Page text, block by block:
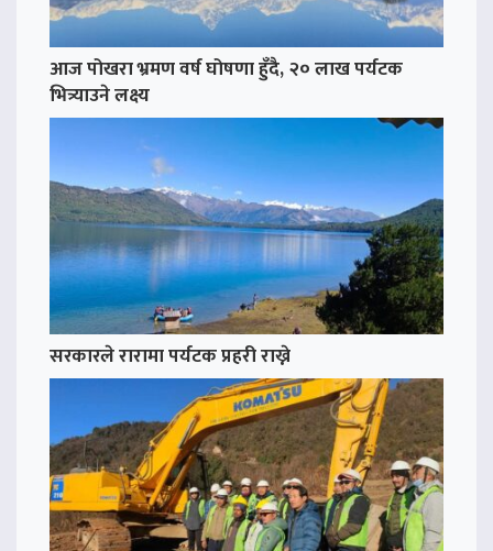
आज पोखरा भ्रमण वर्ष घोषणा हुँदै, २० लाख पर्यटक
भित्र्याउने लक्ष्य
सरकारले रारामा पर्यटक प्रहरी राख्ने